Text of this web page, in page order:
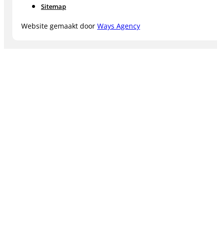
Sitemap
Website gemaakt door Ways Agency